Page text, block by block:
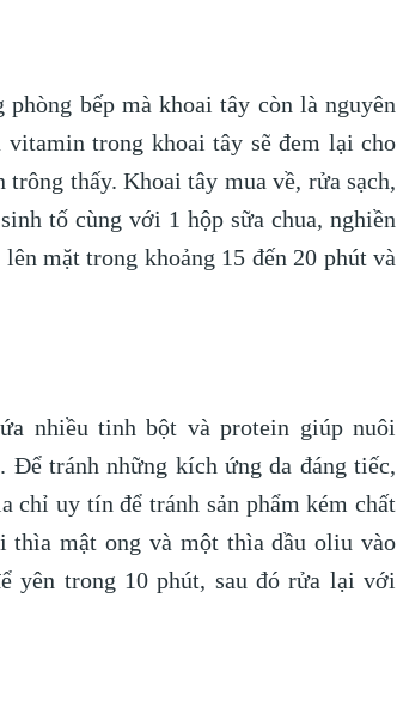
bếp mà khoai tây còn là nguyên
trong khoai tây sẽ đem lại cho
thấy. Khoai tây mua về, rửa sạch,
tố cùng với 1 hộp sữa chua, nghiền
mặt trong khoảng 15 đến 20 phút và
nhiều tinh bột và protein giúp nuôi
tránh những kích ứng da đáng tiếc,
chỉ uy tín để tránh sản phẩm kém chất
thìa mật ong và một thìa dầu oliu vào
yên trong 10 phút, sau đó rửa lại với